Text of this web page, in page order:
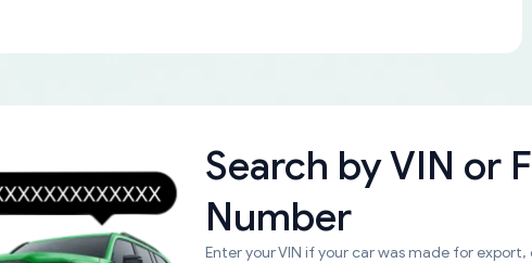
Search byVIN or
Number
Enter your VIN if your car was made for export,